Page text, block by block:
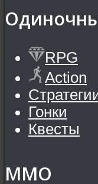
RPG
Action
Гонки
Квесты
MMO